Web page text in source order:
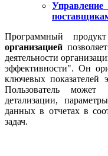
Программный
организацией
деятельности
эффективности". Он
ключевых показателей
Пользователь может
детализации,
данных в отчетах в
задач.